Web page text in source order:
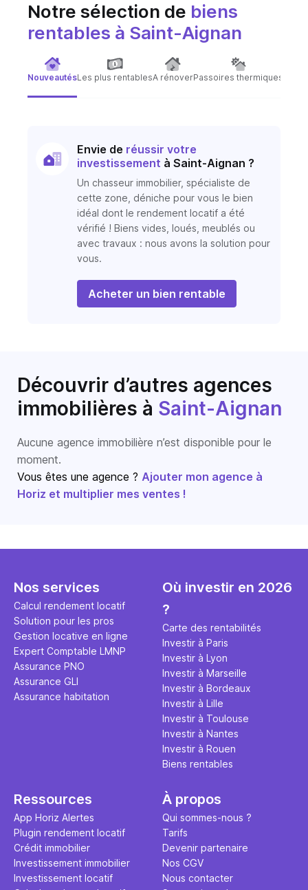
Notre sélection de biens
rentables à Saint-Aignan
NouveautésLes plus rentablesA rénoverPassoires thermiques
Envie de réussir votre
investissement à Saint-Aignan ?
Un chasseur immobilier, spécialiste de
cette zone, déniche pour vous le bien
idéal dont le rendement locatif a été
vérifié ! Biens vides, loués, meublés ou
avec travaux : nous avons la solution pour
vous.
Acheter un bien rentable
Découvrir d’autres agences
immobilières à Saint-Aignan
Aucune agence immobilière n’est disponible pour le
moment.
Vous êtes une agence ? Ajouter mon agence à
Horiz et multiplier mes ventes !
Nos services
Calcul rendement locatif
Solution pour les pros
Gestion locative en ligne
Expert Comptable LMNP
Assurance PNO
Assurance GLI
Assurance habitation
Où investir en 2026
?
Carte des rentabilités
Investir à Paris
Investir à Lyon
Investir à Marseille
Investir à Bordeaux
Investir à Lille
Investir à Toulouse
Investir à Nantes
Investir à Rouen
Biens rentables
Ressources
App Horiz Alertes
Plugin rendement locatif
Crédit immobilier
Investissement immobilier
Investissement locatif
À propos
Qui sommes-nous ?
Tarifs
Devenir partenaire
Nos CGV
Nous contacter